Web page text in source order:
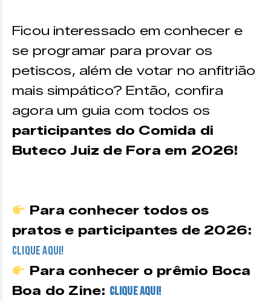
Ficou interessado em conhecer e
se programar para provar os
petiscos, além de votar no anfitrião
mais simpático? Então, confira
agora um guia com todos os
participantes do Comida di
Buteco Juiz de Fora em 2026!
Para conhecer todos os
pratos e participantes de 2026:
clique aqui!
Para conhecer o prêmio Boca
Boa do Zine: clique aqui!